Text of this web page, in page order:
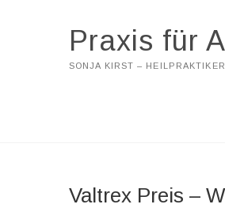
Praxis für
SONJA KIRST –
Valtrex Preis –